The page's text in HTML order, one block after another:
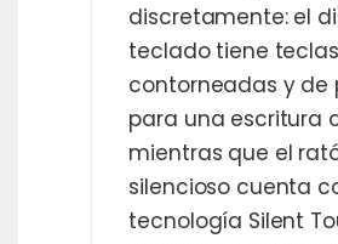
discretamente: el
teclado tiene teclas
contorneadas y de
para una escritura
mientras que el
silencioso cuenta
tecnología Silent